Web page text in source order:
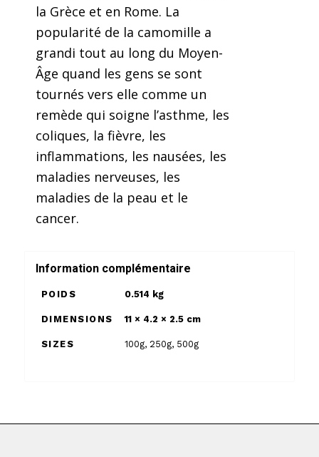
la Grèce et en Rome. La
popularité de la camomille a
grandi tout au long du Moyen-
Âge quand les gens se sont
tournés vers elle comme un
remède qui soigne l’asthme, les
coliques, la fièvre, les
inflammations, les nausées, les
maladies nerveuses, les
maladies de la peau et le
cancer.
Information complémentaire
POIDS 0.514 kg
DIMENSIONS 11 × 4.2 × 2.5 cm
SIZES 100g, 250g, 500g